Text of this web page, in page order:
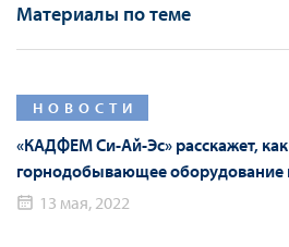
Материалы по теме
НОВОСТИ
«КАДФЕМ Си-Ай-Эс» расскажет,
горнодобывающее оборудование
на российские аналоги с помощью
13 мая, 2022